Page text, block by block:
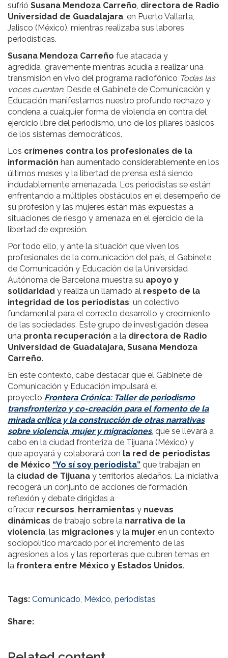
sufrió Susana Mendoza Carreño, directora de Radio
Universidad de Guadalajara, en Puerto Vallarta,
Jalisco (México), mientras realizaba sus labores
periodísticas.
Susana Mendoza Carreño fue atacada y
agredida gravemente mientras acudía a realizar una
transmisión en vivo del programa radiofónico Todas las
voces cuentan. Desde el Gabinete de Comunicación y
Educación manifestamos nuestro profundo rechazo y
condena a cualquier forma de violencia en contra del
ejercicio libre del periodismo, uno de los pilares básicos
de los sistemas democráticos.
Los crímenes contra los profesionales de la
información han aumentado considerablemente en los
últimos meses y la libertad de prensa está siendo
indudablemente amenazada. Los periodistas se están
enfrentando a múltiples obstáculos en el desempeño de
su profesión y las mujeres están más expuestas a
situaciones de riesgo y amenaza en el ejercicio de la
libertad de expresión.
Por todo ello, y ante la situación que viven los
profesionales de la comunicación del país, el Gabinete
de Comunicación y Educación de la Universidad
Autónoma de Barcelona muestra su apoyo y
solidaridad y realiza un llamado al respeto de la
integridad de los periodistas, un colectivo
fundamental para el correcto desarrollo y crecimiento
de las sociedades. Este grupo de investigación desea
una pronta recuperación a la directora de Radio
Universidad de Guadalajara, Susana Mendoza
Carreño.
En este contexto, cabe destacar que el Gabinete de
Comunicación y Educación impulsará el
proyecto Frontera Crónica: Taller de periodismo
transfronterizo y co-creación para el fomento de la
mirada crítica y la construcción de otras narrativas
sobre violencia, mujer y migraciones, que se llevará a
cabo en la ciudad fronteriza de Tijuana (México) y
que apoyará y colaborará con la red de periodistas
de México “Yo sí soy periodista” que trabajan en
la ciudad de Tijuana y territorios aledaños. La iniciativa
recogerá un conjunto de acciones de formación,
reflexión y debate dirigidas a
ofrecer recursos, herramientas y nuevas
dinámicas de trabajo sobre la narrativa de la
violencia, las migraciones y la mujer en un contexto
sociopolítico marcado por el incremento de las
agresiones a los y las reporteras que cubren temas en
la frontera entre México y Estados Unidos.
Tags: Comunicado, México, periodistas
Share: